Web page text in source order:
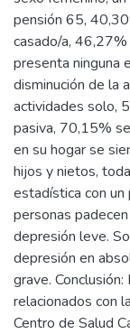
pensión 65,
casado/a,
presenta ninguna
disminución de la
actividades solo,
pasiva, 70,15%
en su hogar se
hijos y nietos,
estadística con
personas
depresión leve.
depresión en
grave.
relacionados con
Centro de Salud